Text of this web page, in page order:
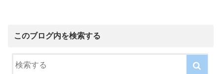
このブログ内を検索する